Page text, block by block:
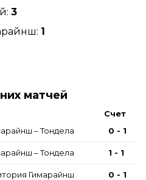
3
1
матчей
Счет
– Тондела 0 - 1
– Тондела 1 - 1
Гимарайнш 0 - 1